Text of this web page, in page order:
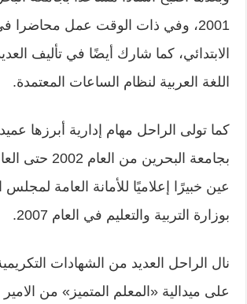
2001، وفي ذات الوقت عمل محاضرا
الابتدائي، كما شارك أيضًا في تأليف
اللغة العربية لنظام الساعات المعتمدة.
كما تولى الراحل مهام إدارية أبرزها
عين خبيرًا إعلاميًا للأمانة العامة لمجلس
بوزارة التربية والتعليم في العام 2007.
نال الراحل العديد من الشهادات
على ميدالية «المعلم المتميز» من الامير